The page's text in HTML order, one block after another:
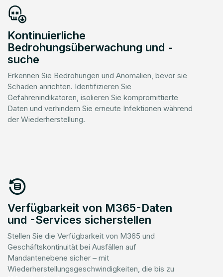
Kontinuierliche
Bedrohungsüberwachung und -
suche
Erkennen Sie Bedrohungen und Anomalien, bevor sie
Schaden anrichten. Identifizieren Sie
Gefahrenindikatoren, isolieren Sie kompromittierte
Daten und verhindern Sie erneute Infektionen während
der Wiederherstellung.
Verfügbarkeit von M365-Daten
und -Services sicherstellen
Stellen Sie die Verfügbarkeit von M365 und
Geschäftskontinuität bei Ausfällen auf
Mandantenebene sicher – mit
Wiederherstellungsgeschwindigkeiten, die bis zu